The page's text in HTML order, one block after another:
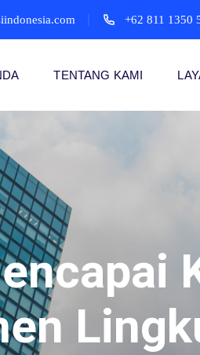
+62 811 1350
TENTANG KAMI